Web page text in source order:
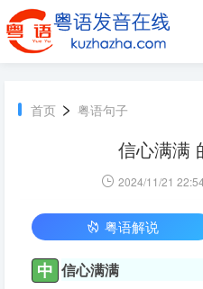
首页 > 粤语句子
信心满满
2024/11/21
粤语解说
中 信心满满